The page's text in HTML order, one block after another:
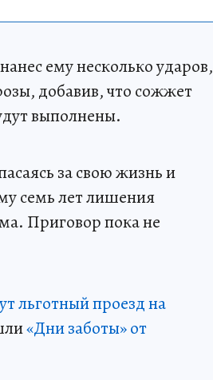
ему несколько ударов,
добавив, что сожжет
выполнены.
за свою жизнь и
семь лет лишения
Приговор пока не
льготный проезд на
«Дни заботы» от